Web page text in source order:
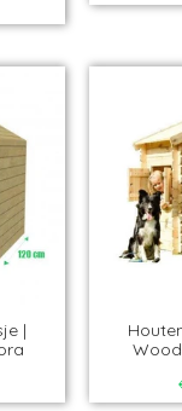
|